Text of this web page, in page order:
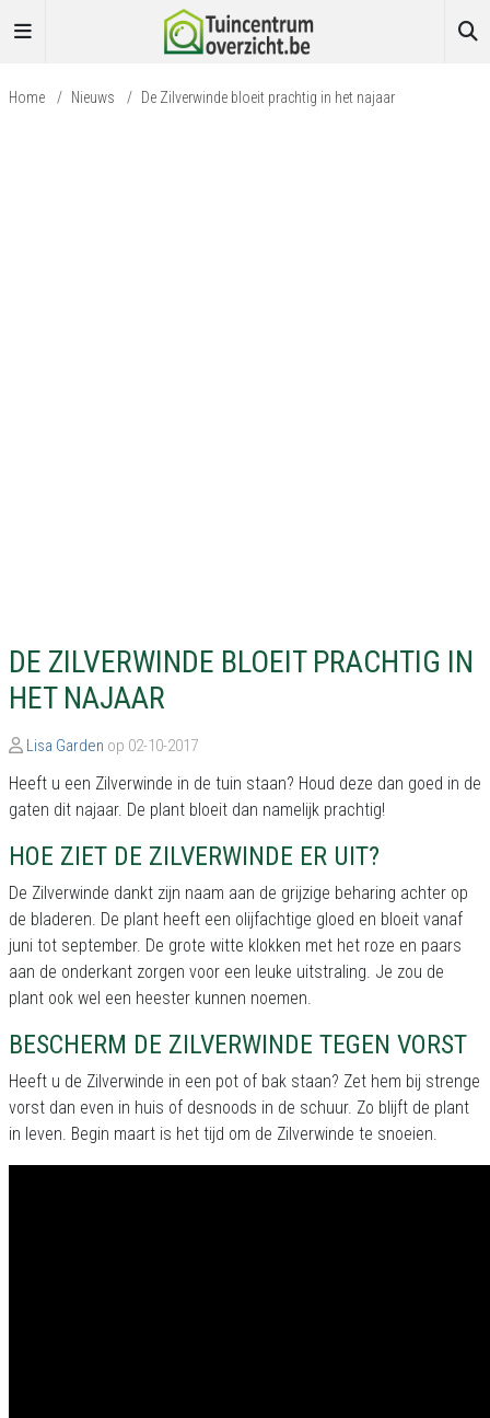
Home / Nieuws / De Zilverwinde bloeit prachtig in het najaar
DE ZILVERWINDE BLOEIT PRACHTIG IN
HET NAJAAR
Lisa Garden op 02-10-2017
Heeft u een Zilverwinde in de tuin staan? Houd deze dan goed in de
gaten dit najaar. De plant bloeit dan namelijk prachtig!
HOE ZIET DE ZILVERWINDE ER UIT?
De Zilverwinde dankt zijn naam aan de grijzige beharing achter op
de bladeren. De plant heeft een olijfachtige gloed en bloeit vanaf
juni tot september. De grote witte klokken met het roze en paars
aan de onderkant zorgen voor een leuke uitstraling. Je zou de
plant ook wel een heester kunnen noemen.
BESCHERM DE ZILVERWINDE TEGEN VORST
Heeft u de Zilverwinde in een pot of bak staan? Zet hem bij strenge
vorst dan even in huis of desnoods in de schuur. Zo blijft de plant
in leven. Begin maart is het tijd om de Zilverwinde te snoeien.